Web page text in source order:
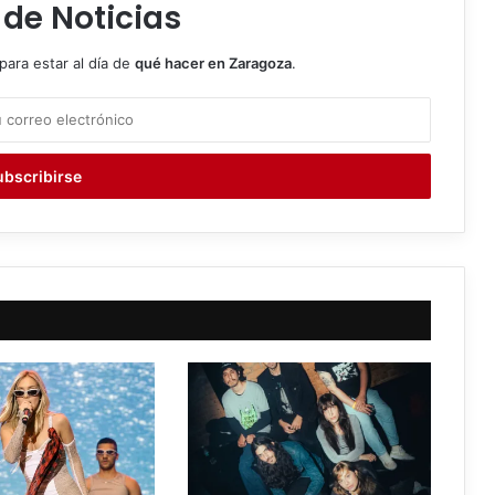
Noticias
estar al día de qué hacer en Zaragoza.